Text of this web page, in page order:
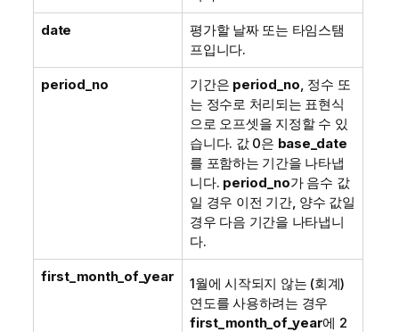
date
평가할 날짜 또는 타임스탬
프입니다.
period_no 기간은 period_no , 정수 또
는 정수로 처리되는 표현식
으로 오프셋을 지정할 수 있
습니다. 값 0은 base_date
를 포함하는 기간을 나타냅
니다. period_no가 음수 값
일 경우 이전 기간, 양수 값일
경우 다음 기간을 나타냅니
다.
first_month_of_year
1월에 시작되지 않는 (회계)
연도를 사용하려는 경우
first_month_of_year에 2